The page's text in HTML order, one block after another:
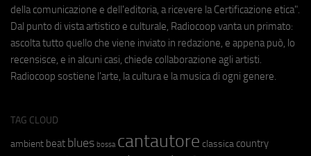
della comunicazione e dell'editoria, a ricevere la Certificazione etica".
Dal punto di vista artistico e culturale, Radiocoop vanta un primato:
ascolta tutto quello che viene inviato in redazione, e appena può, lo
recensisce, e in alcuni casi, chiede collaborazione agli artisti.
Radiocoop sostiene l'arte, la cultura e la musica di ogni genere.
TAG CLOUD
ambient beat blues bossa cantautore classica country